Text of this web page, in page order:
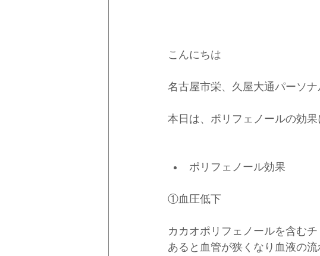
こんにちは
名古屋市栄、久屋大通パーソナ
本日は、ポリフェノールの効
ポリフェノール効果
①血圧低下
カカオポリフェノールを含む
あると血管が狭くなり血液の